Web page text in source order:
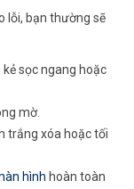
lỗi, bạn thường sẽ
sọc ngang hoặc
mờ.
trắng xóa hoặc tối
hình hoàn toàn